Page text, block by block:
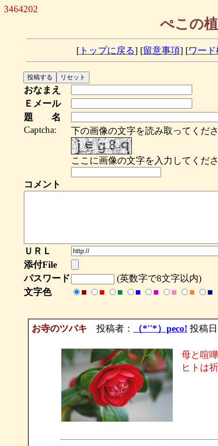
3464202
ぺこの
[トップに戻る] [留意事項] [ワー
おなまえ
Ｅメール
題 名
Captcha:
下の画像の文字を読み取ってくだ
ここに画像の文字を入力してくだ
コメント
ＵＲＬ
添付File
パスワード
(英数字で8文字以内)
文字色
■ ■ ■ ■ ■ ■ ■ ■
お寺のツバキ 投稿者： （*''*）peco! 投稿
母と喧
ヒトは